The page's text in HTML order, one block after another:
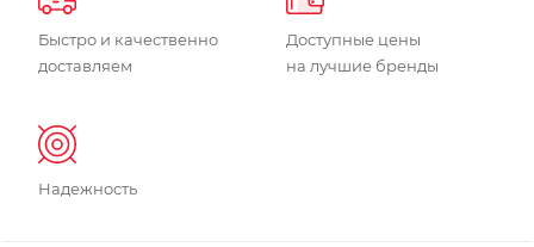
Быстро и качественно
доставляем
Доступные цены
на лучшие бренды
Надежность